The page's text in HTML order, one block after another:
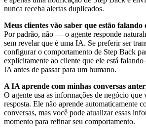
nunca receba alertas duplicados.
Meus clientes vão saber que estão
Por padrão, não — o agente responde
sem revelar que é uma IA. Se preferir ser
configurar o comportamento de Step Back
explicitamente ao cliente que ele está falando
IA antes de passar para um humano.
A IA aprende com minhas conversas
O agente usa as informações de negócio que
resposta. Ele não aprende automaticamente
conversas, mas você pode atualizar essas
momento para refinar seu comportamento.